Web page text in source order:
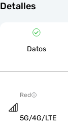
Detalles
Datos
Red
5G/4G/LTE